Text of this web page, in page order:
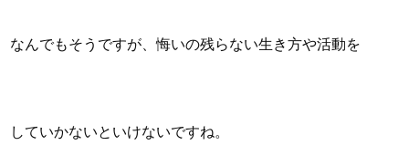
なんでもそうですが、悔いの残らない生き方や活動を
していかないといけないですね。